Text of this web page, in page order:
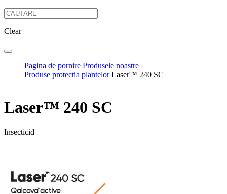
Clear
Pagina de pornire Produsele noastre
Produse protectia plantelor Laser™ 240 SC
Laser™ 240 SC
Insecticid